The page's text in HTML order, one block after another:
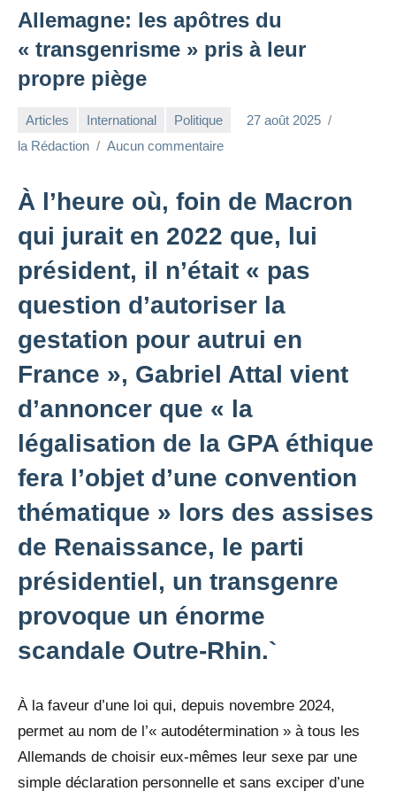
Allemagne: les apôtres du
« transgenrisme » pris à leur
propre piège
Articles International Politique
27 août 2025
la Rédaction
Aucun commentaire
À l’heure où, foin de Macron
qui jurait en 2022 que, lui
président, il n’était « pas
question d’autoriser la
gestation pour autrui en
France », Gabriel Attal vient
d’annoncer que « la
légalisation de la GPA éthique
fera l’objet d’une convention
thématique » lors des assises
de Renaissance, le parti
présidentiel, un transgenre
provoque un énorme
scandale Outre-Rhin.`
À la faveur d’une loi qui, depuis novembre 2024,
permet au nom de l’« autodétermination » à tous les
Allemands de choisir eux-mêmes leur sexe par une
simple déclaration personnelle et sans exciper d’une